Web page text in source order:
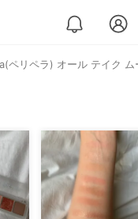
ペリペラ) オール テイク ム